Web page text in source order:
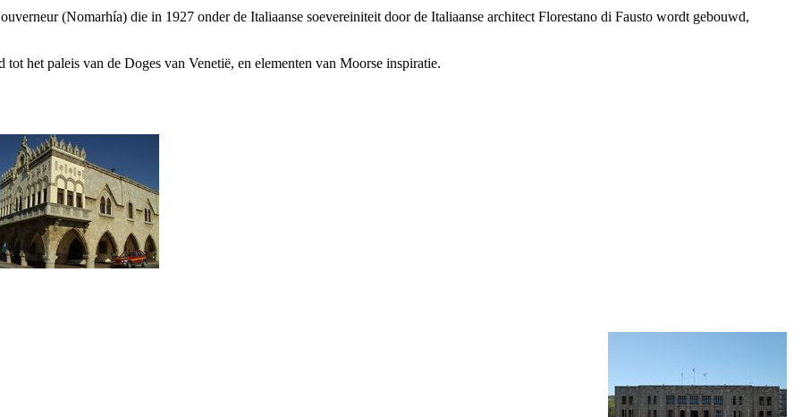
(Nomarhía) die in 1927 onder de Italiaanse soevereiniteit door de Italiaanse architect Florestano di Fausto wordt gebouwd,
het paleis van de Doges van Venetië, en elementen van Moorse inspiratie.